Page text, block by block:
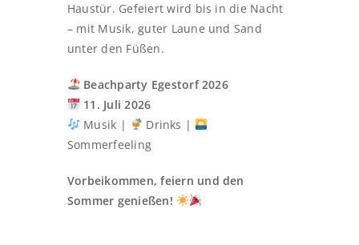
Haustür. Gefeiert wird bis in die Nacht
– mit Musik, guter Laune und Sand
unter den Füßen.
Beachparty Egestorf 2026
11. Juli 2026
Musik |
Drinks |
Sommerfeeling
Vorbeikommen, feiern und den
Sommer genießen!